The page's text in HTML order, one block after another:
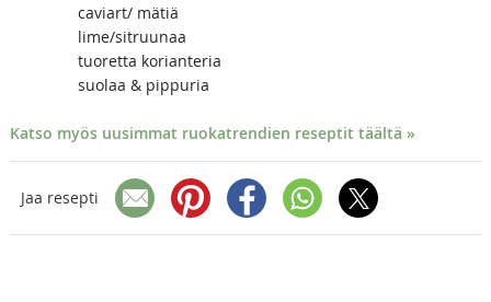
caviart/ mätiä
lime/sitruunaa
tuoretta korianteria
suolaa & pippuria
Katso myös uusimmat ruokatrendien reseptit täältä »
Jaa resepti